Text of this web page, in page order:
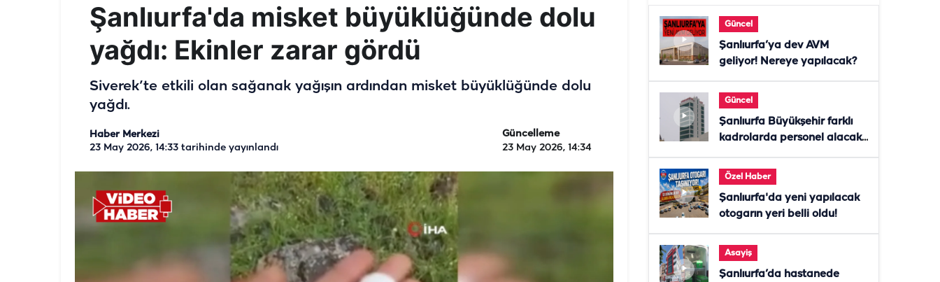
Şanlıurfa'da misket büyüklüğünde dolu
yağdı: Ekinler zarar gördü
Siverek’te etkili olan sağanak yağışın ardından misket büyüklüğünde dolu
yağdı.
Haber Merkezi
23 May 2026, 14:33 tarihinde yayınlandı
Güncelleme
23 May 2026, 14:34
Güncel
Şanlıurfa’ya dev AVM
geliyor! Nereye yapılacak?
Güncel
Şanlıurfa Büyükşehir farklı
kadrolarda personel alacak!
Özel Haber
Şanlıurfa'da yeni yapılacak
otogarın yeri belli oldu!
Asayiş
Şanlıurfa’da hastanede